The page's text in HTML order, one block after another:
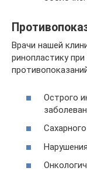
Врачи нашей
ринопластику
Острого